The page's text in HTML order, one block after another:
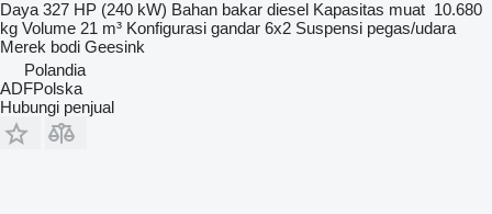
Daya 327 HP (240 kW) Bahan bakar diesel Kapasitas muat 10.680
kg Volume 21 m³ Konfigurasi gandar 6x2 Suspensi pegas/udara
Merek bodi Geesink
Polandia
ADFPolska
Hubungi penjual